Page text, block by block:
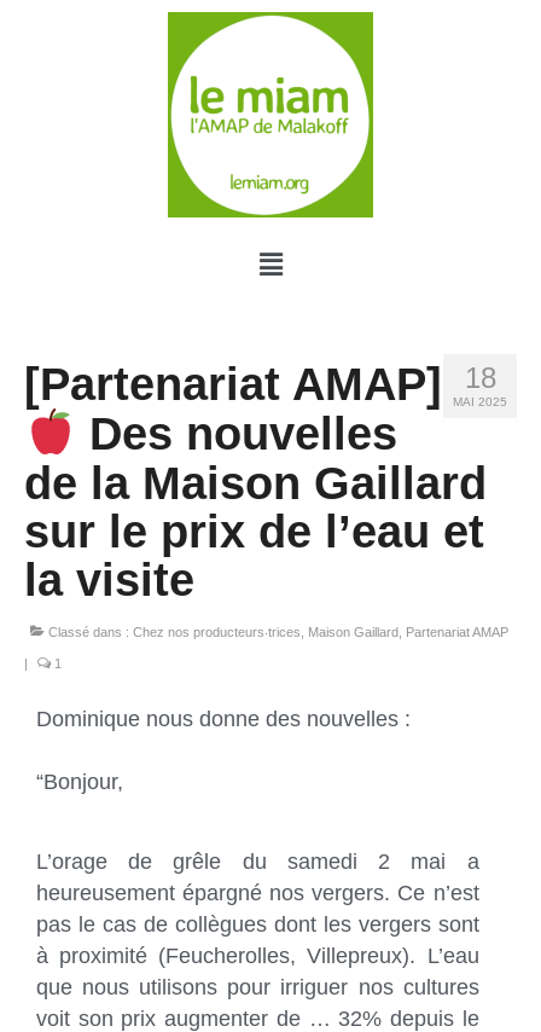
18
MAI 2025
[Partenariat AMAP]
Des nouvelles
de la Maison Gaillard
sur le prix de l’eau et
la visite
Classé dans : Chez nos producteurs‧trices Maison Gaillard Partenariat AMAP
| 1
Dominique nous donne des nouvelles :
“Bonjour,
L’orage de grêle du samedi 2 mai a
heureusement épargné nos vergers. Ce n’est
pas le cas de collègues dont les vergers sont
à proximité (Feucherolles, Villepreux). L’eau
que nous utilisons pour irriguer nos cultures
voit son prix augmenter de … 32% depuis le